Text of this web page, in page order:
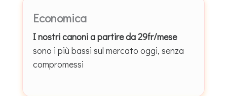
Economica
I nostri canoni a partire da 29fr/mese
sono i più bassi sul mercato oggi, senza
compromessi